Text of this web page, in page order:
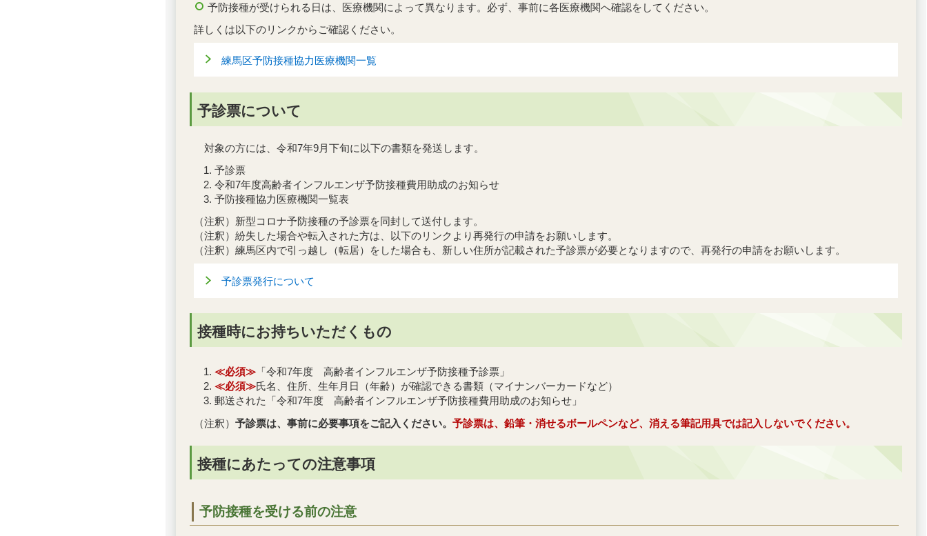
予防接種が受けられる日は、医療機関によって異なります。必ず、事前に各医療機関へ確認をしてください。
詳しくは以下のリンクからご確認ください。
練馬区予防接種協力医療機関一覧
予診票について
対象の方には、令和7年9月下旬に以下の書類を発送します。
予診票
令和7年度高齢者インフルエンザ予防接種費用助成のお知らせ
予防接種協力医療機関一覧表
（注釈）新型コロナ予防接種の予診票を同封して送付します。
（注釈）紛失した場合や転入された方は、以下のリンクより再発行の申請をお願いします。
（注釈）練馬区内で引っ越し（転居）をした場合も、新しい住所が記載された予診票が必要となりますので、再発行の申請をお願いします。
予診票発行について
接種時にお持ちいただくもの
≪必須≫ 「令和7年度 高齢者インフルエンザ予防接種予診票」
≪必須≫氏名、住所、生年月日（年齢）が確認できる書類（マイナンバーカードなど）
郵送された「令和7年度 高齢者インフルエンザ予防接種費用助成のお知らせ」
（注釈） 予診票は、事前に必要事項をご記入ください。 予診票は、鉛筆・消せるボールペンなど、消える筆記用具では記入しないでください。
接種にあたっての注意事項
予防接種を受ける前の注意